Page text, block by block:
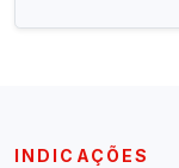
INDICAÇÕES